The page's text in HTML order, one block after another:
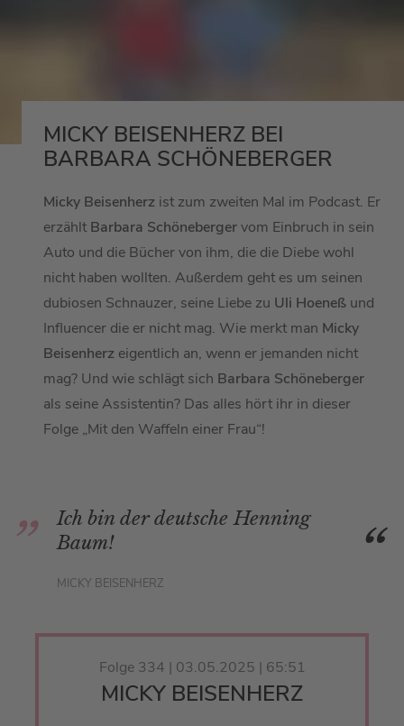
MICKY BEISENHERZ BEI
BARBARA SCHÖNEBERGER
Micky Beisenherz ist zum zweiten Mal im Podcast. Er
erzählt Barbara Schönebergervom Einbruch in sein
Auto und die Bücher von ihm, die die Diebe wohl
nicht haben wollten. Außerdem geht es um seinen
dubiosen Schnauzer, seine Liebe zu Uli Hoeneß und
Influencer die er nicht mag. Wie merkt man Micky
Beisenherz eigentlich an, wenn er jemanden nicht
mag? Und wie schlägt sich Barbara Schöneberger
als seine Assistentin? Das alles hört ihr in dieser
Folge „Mit den Waffeln einer Frau“!
Ich bin der deutsche Henning
Baum!
MICKY BEISENHERZ
Folge 334 | 03.05.2025 | 65:51
MICKY BEISENHERZ